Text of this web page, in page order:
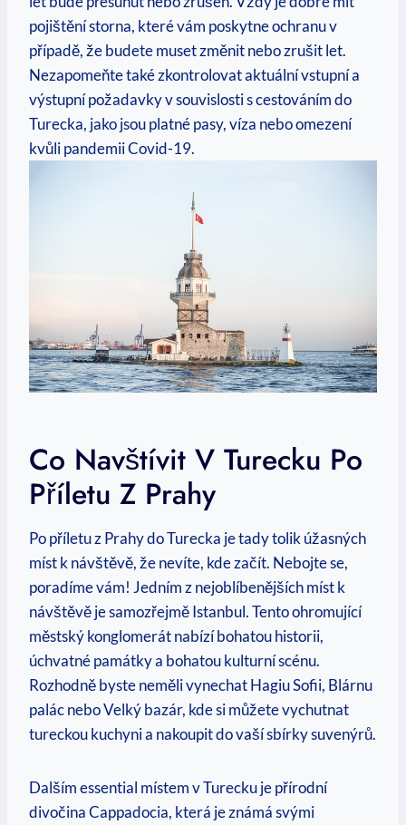
pojištění storna, které vám poskytne ochranu v
případě, že budete muset změnit nebo zrušit let.
Nezapomeňte také zkontrolovat aktuální vstupní a
výstupní požadavky v souvislosti s cestováním do
Turecka, jako jsou platné pasy, víza nebo omezení
kvůli pandemii Covid-19.
Co Navštívit V Turecku Po
Příletu Z Prahy
Po příletu z Prahy do Turecka je tady tolik úžasných
míst k návštěvě, že nevíte, kde začít. Nebojte se,
poradíme vám! Jedním z nejoblíbenějších míst k
návštěvě je samozřejmě Istanbul. Tento ohromující
městský konglomerát nabízí bohatou historii,
úchvatné památky a bohatou kulturní scénu.
Rozhodně byste neměli vynechat Hagiu Sofii, Blárnu
palác nebo Velký bazár, kde si můžete vychutnat
tureckou kuchyni a nakoupit do vaší sbírky suvenýrů.
Dalším essential místem v Turecku je přírodní
divočina Cappadocia, která je známá svými